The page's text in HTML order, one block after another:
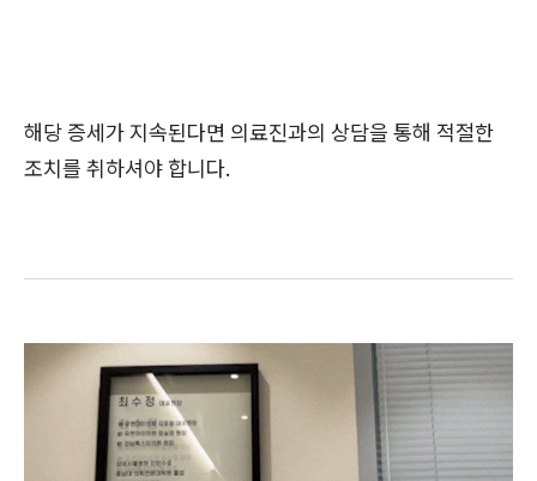
해당 증세가 지속된다면 의료진과의 상담을 통해 적절한
조치를 취하셔야 합니다.